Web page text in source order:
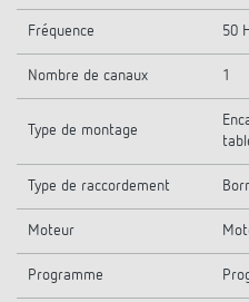
Fréquence 50
Nombre de canaux 1
Type de montage
Type de raccordement
Moteur
Programme